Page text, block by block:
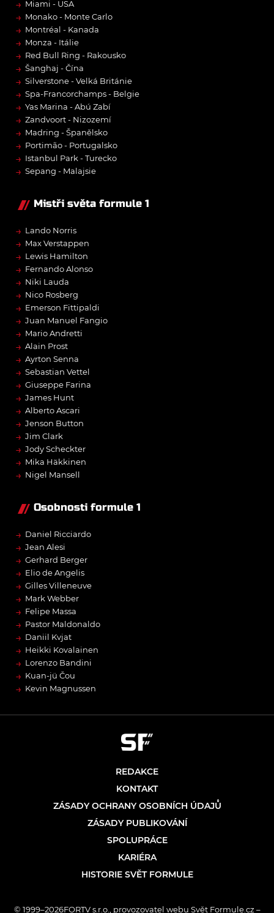
→ Miami - USA
→ Monako - Monte Carlo
→ Montréal - Kanada
→ Monza - Itálie
→ Red Bull Ring - Rakousko
→ Šanghaj - Čína
→ Silverstone - Velká Británie
→ Spa-Francorchamps - Belgie
→ Yas Marina - Abú Zabí
→ Zandvoort - Nizozemí
→ Madring - Španělsko
→ Portimão - Portugalsko
→ Istanbul Park - Turecko
→ Sepang - Malajsie
Mistři světa formule 1
→ Lando Norris
→ Max Verstappen
→ Lewis Hamilton
→ Fernando Alonso
→ Niki Lauda
→ Nico Rosberg
→ Emerson Fittipaldi
→ Juan Manuel Fangio
→ Mario Andretti
→ Alain Prost
→ Ayrton Senna
→ Sebastian Vettel
→ Giuseppe Farina
→ James Hunt
→ Alberto Ascari
→ Jenson Button
→ Jim Clark
→ Jody Scheckter
→ Mika Häkkinen
→ Nigel Mansell
Osobnosti formule 1
→ Daniel Ricciardo
→ Jean Alesi
→ Gerhard Berger
→ Elio de Angelis
→ Gilles Villeneuve
→ Mark Webber
→ Felipe Massa
→ Pastor Maldonaldo
→ Daniil Kvjat
→ Heikki Kovalainen
→ Lorenzo Bandini
→ Kuan-jü Čou
→ Kevin Magnussen
REDAKCE
KONTAKT
ZÁSADY OCHRANY OSOBNÍCH ÚDAJŮ
ZÁSADY PUBLIKOVÁNÍ
SPOLUPRÁCE
KARIÉRA
HISTORIE SVĚT FORMULE
© 1999–2026FORTV s.r.o., provozovatel webu Svět Formule.cz –